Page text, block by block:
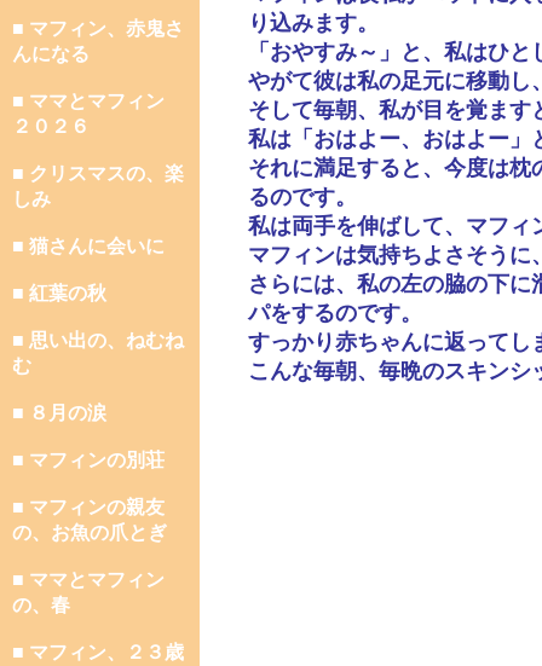
■ マフィン、赤鬼さ
んになる
■ ママとマフィン
２０２６
■ クリスマスの、楽
しみ
■ 猫さんに会いに
■ 紅葉の秋
■ 思い出の、ねむね
む
■ ８月の涙
■ マフィンの別荘
■ マフィンの親友
の、お魚の爪とぎ
■ ママとマフィン
の、春
■ マフィン、２３歳
り込みます。
「おやすみ～」と、私はひ
やがて彼は私の足元に移動し
そして毎朝、私が目を覚ま
私は「おはよー、おはよー」
それに満足すると、今度は
るのです。
私は両手を伸ばして、マフィ
マフィンは気持ちよさそう
さらには、私の左の脇の下
パをするのです。
すっかり赤ちゃんに返ってし
こんな毎朝、毎晩のスキン